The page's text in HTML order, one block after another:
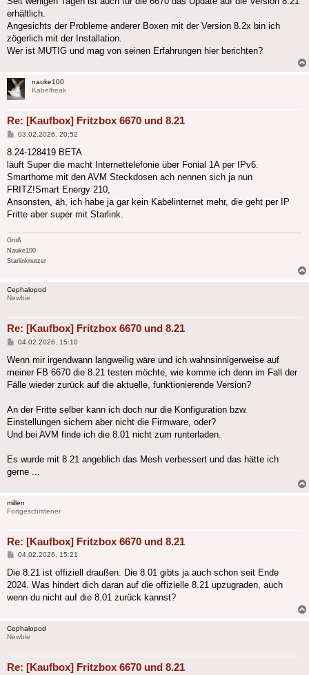
erhältlich.
Angesichts der Probleme anderer Boxen mit der Version 8.2x bin ich
zögerlich mit der Installation.
Wer ist MUTIG und mag von seinen Erfahrungen hier berichten?
nauke100
Kabelfreak
Re: [Kaufbox] Fritzbox 6670 und 8.21
Beitrag
03.02.2026, 20:52
8.24-128419 BETA
läuft Super die macht Internettelefonie über Fonial 1A per IPv6.
Smarthome mit den AVM Steckdosen ach nennen sich ja nun
FRITZ!Smart Energy 210,
Ansonsten, äh, ich habe ja gar kein Kabelinternet mehr, die geht per IP
Fritte aber super mit Starlink.
Gruß
Nauke100
Starlinknutzer
Cephalopod
Newbie
Re: [Kaufbox] Fritzbox 6670 und 8.21
Beitrag
04.02.2026, 15:10
Wenn mir irgendwann langweilig wäre und ich wahnsinnigerweise auf
meiner FB 6670 die 8.21 testen möchte, wie komme ich denn im Fall der
Fälle wieder zurück auf die aktuelle, funktionierende Version?
An der Fritte selber kann ich doch nur die Konfiguration bzw.
Einstellungen sichern aber nicht die Firmware, oder?
Und bei AVM finde ich die 8.01 nicht zum runterladen.
Es wurde mit 8.21 angeblich das Mesh verbessert und das hätte ich
gerne ...
millen
Fortgeschrittener
Re: [Kaufbox] Fritzbox 6670 und 8.21
Beitrag
04.02.2026, 15:21
Die 8.21 ist offiziell draußen. Die 8.01 gibts ja auch schon seit Ende
2024. Was hindert dich daran auf die offizielle 8.21 upzugraden, auch
wenn du nicht auf die 8.01 zurück kannst?
Cephalopod
Newbie
Re: [Kaufbox] Fritzbox 6670 und 8.21